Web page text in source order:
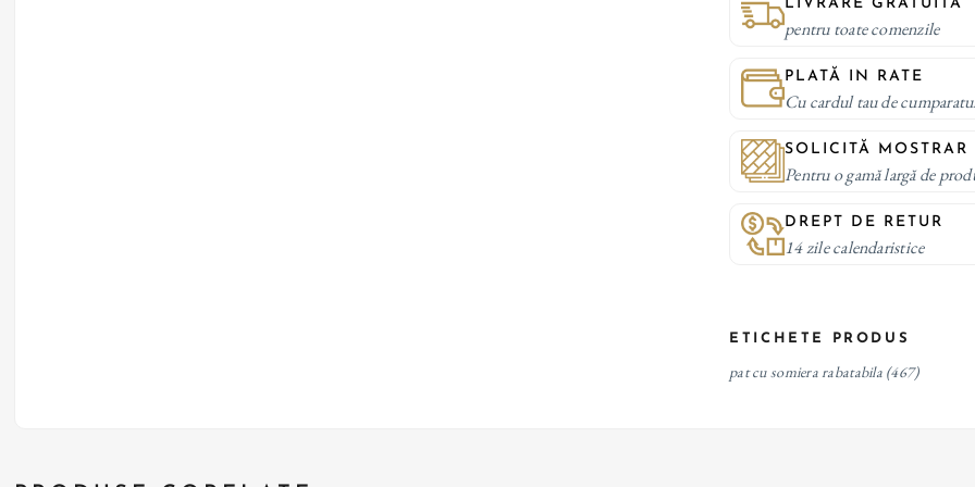
LIVRARE GRATUITA
pentru toate comenzile
PLATĂ IN RATE
Cu cardul tau de
SOLICITĂ MOSTRAR
Pentru o gamă largă de
DREPT DE RETUR
14 zile calendaristice
ETICHETE PRODUS
pat cu somiera rabatabila (467)